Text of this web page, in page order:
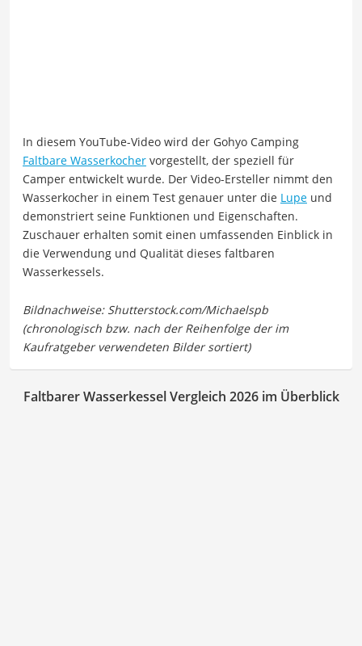
In diesem YouTube-Video wird der Gohyo Camping
Faltbare Wasserkocher vorgestellt, der speziell für
Camper entwickelt wurde. Der Video-Ersteller nimmt den
Wasserkocher in einem Test genauer unter die Lupe und
demonstriert seine Funktionen und Eigenschaften.
Zuschauer erhalten somit einen umfassenden Einblick in
die Verwendung und Qualität dieses faltbaren
Wasserkessels.
Faltbarer Wasserkessel Vergleich 2026 im Überblick